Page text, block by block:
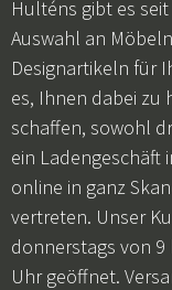
Hulténs gibt es
Auswahl an
Designartikeln für
es, Ihnen dabei zu
schaffen, sowohl
ein Ladengeschäft
online in ganz
vertreten. Unser
donnerstags von 9
Uhr geöffnet.